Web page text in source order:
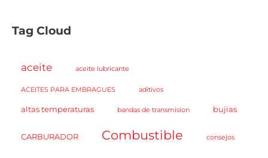
Tag Cloud
aceite aceite lubricante
ACEITES PARA EMBRAGUES aditivos
altas temperaturas bandas de transmision bujias
CARBURADOR Combustible consejos